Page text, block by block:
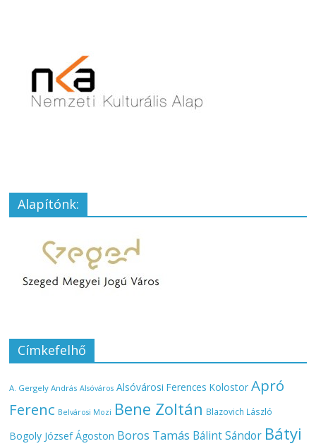
Alapítónk:
Címkefelhő
A. Gergely András Alsóváros Alsóvárosi Ferences Kolostor Apró
Ferenc Belvárosi Mozi Bene Zoltán Blazovich László
Bogoly József Ágoston Boros Tamás Bálint Sándor Bátyi